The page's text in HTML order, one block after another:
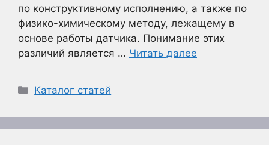
по конструктивному исполнению, а также по
физико-химическому методу, лежащему в
основе работы датчика. Понимание этих
различий является … Читать далее
Рубрики
Каталог статей